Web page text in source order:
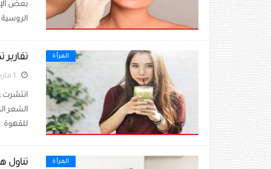
بعض
الروسية
المرأة
انتشرت
الشعر
المرأة